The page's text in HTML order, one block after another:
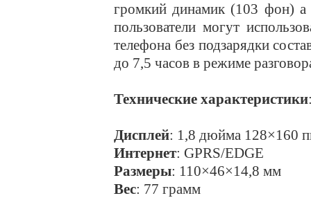
громкий динамик (103 фон)
пользователи могут
телефона без подзарядки
до 7,5 часов в режиме
Технические характеристики
Дисплей: 1,8 дюйма 128×160
Интернет: GPRS/EDGE
Размеры: 110×46×14,8 мм
Вес: 77 грамм